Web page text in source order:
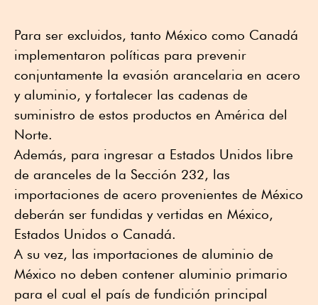
Para ser excluidos, tanto México como Canadá
implementaron políticas para prevenir
conjuntamente la evasión arancelaria en acero
y aluminio, y fortalecer las cadenas de
suministro de estos productos en América del
Norte.
Además, para ingresar a Estados Unidos libre
de aranceles de la Sección 232, las
importaciones de acero provenientes de México
deberán ser fundidas y vertidas en México,
Estados Unidos o Canadá.
A su vez, las importaciones de aluminio de
México no deben contener aluminio primario
para el cual el país de fundición principal